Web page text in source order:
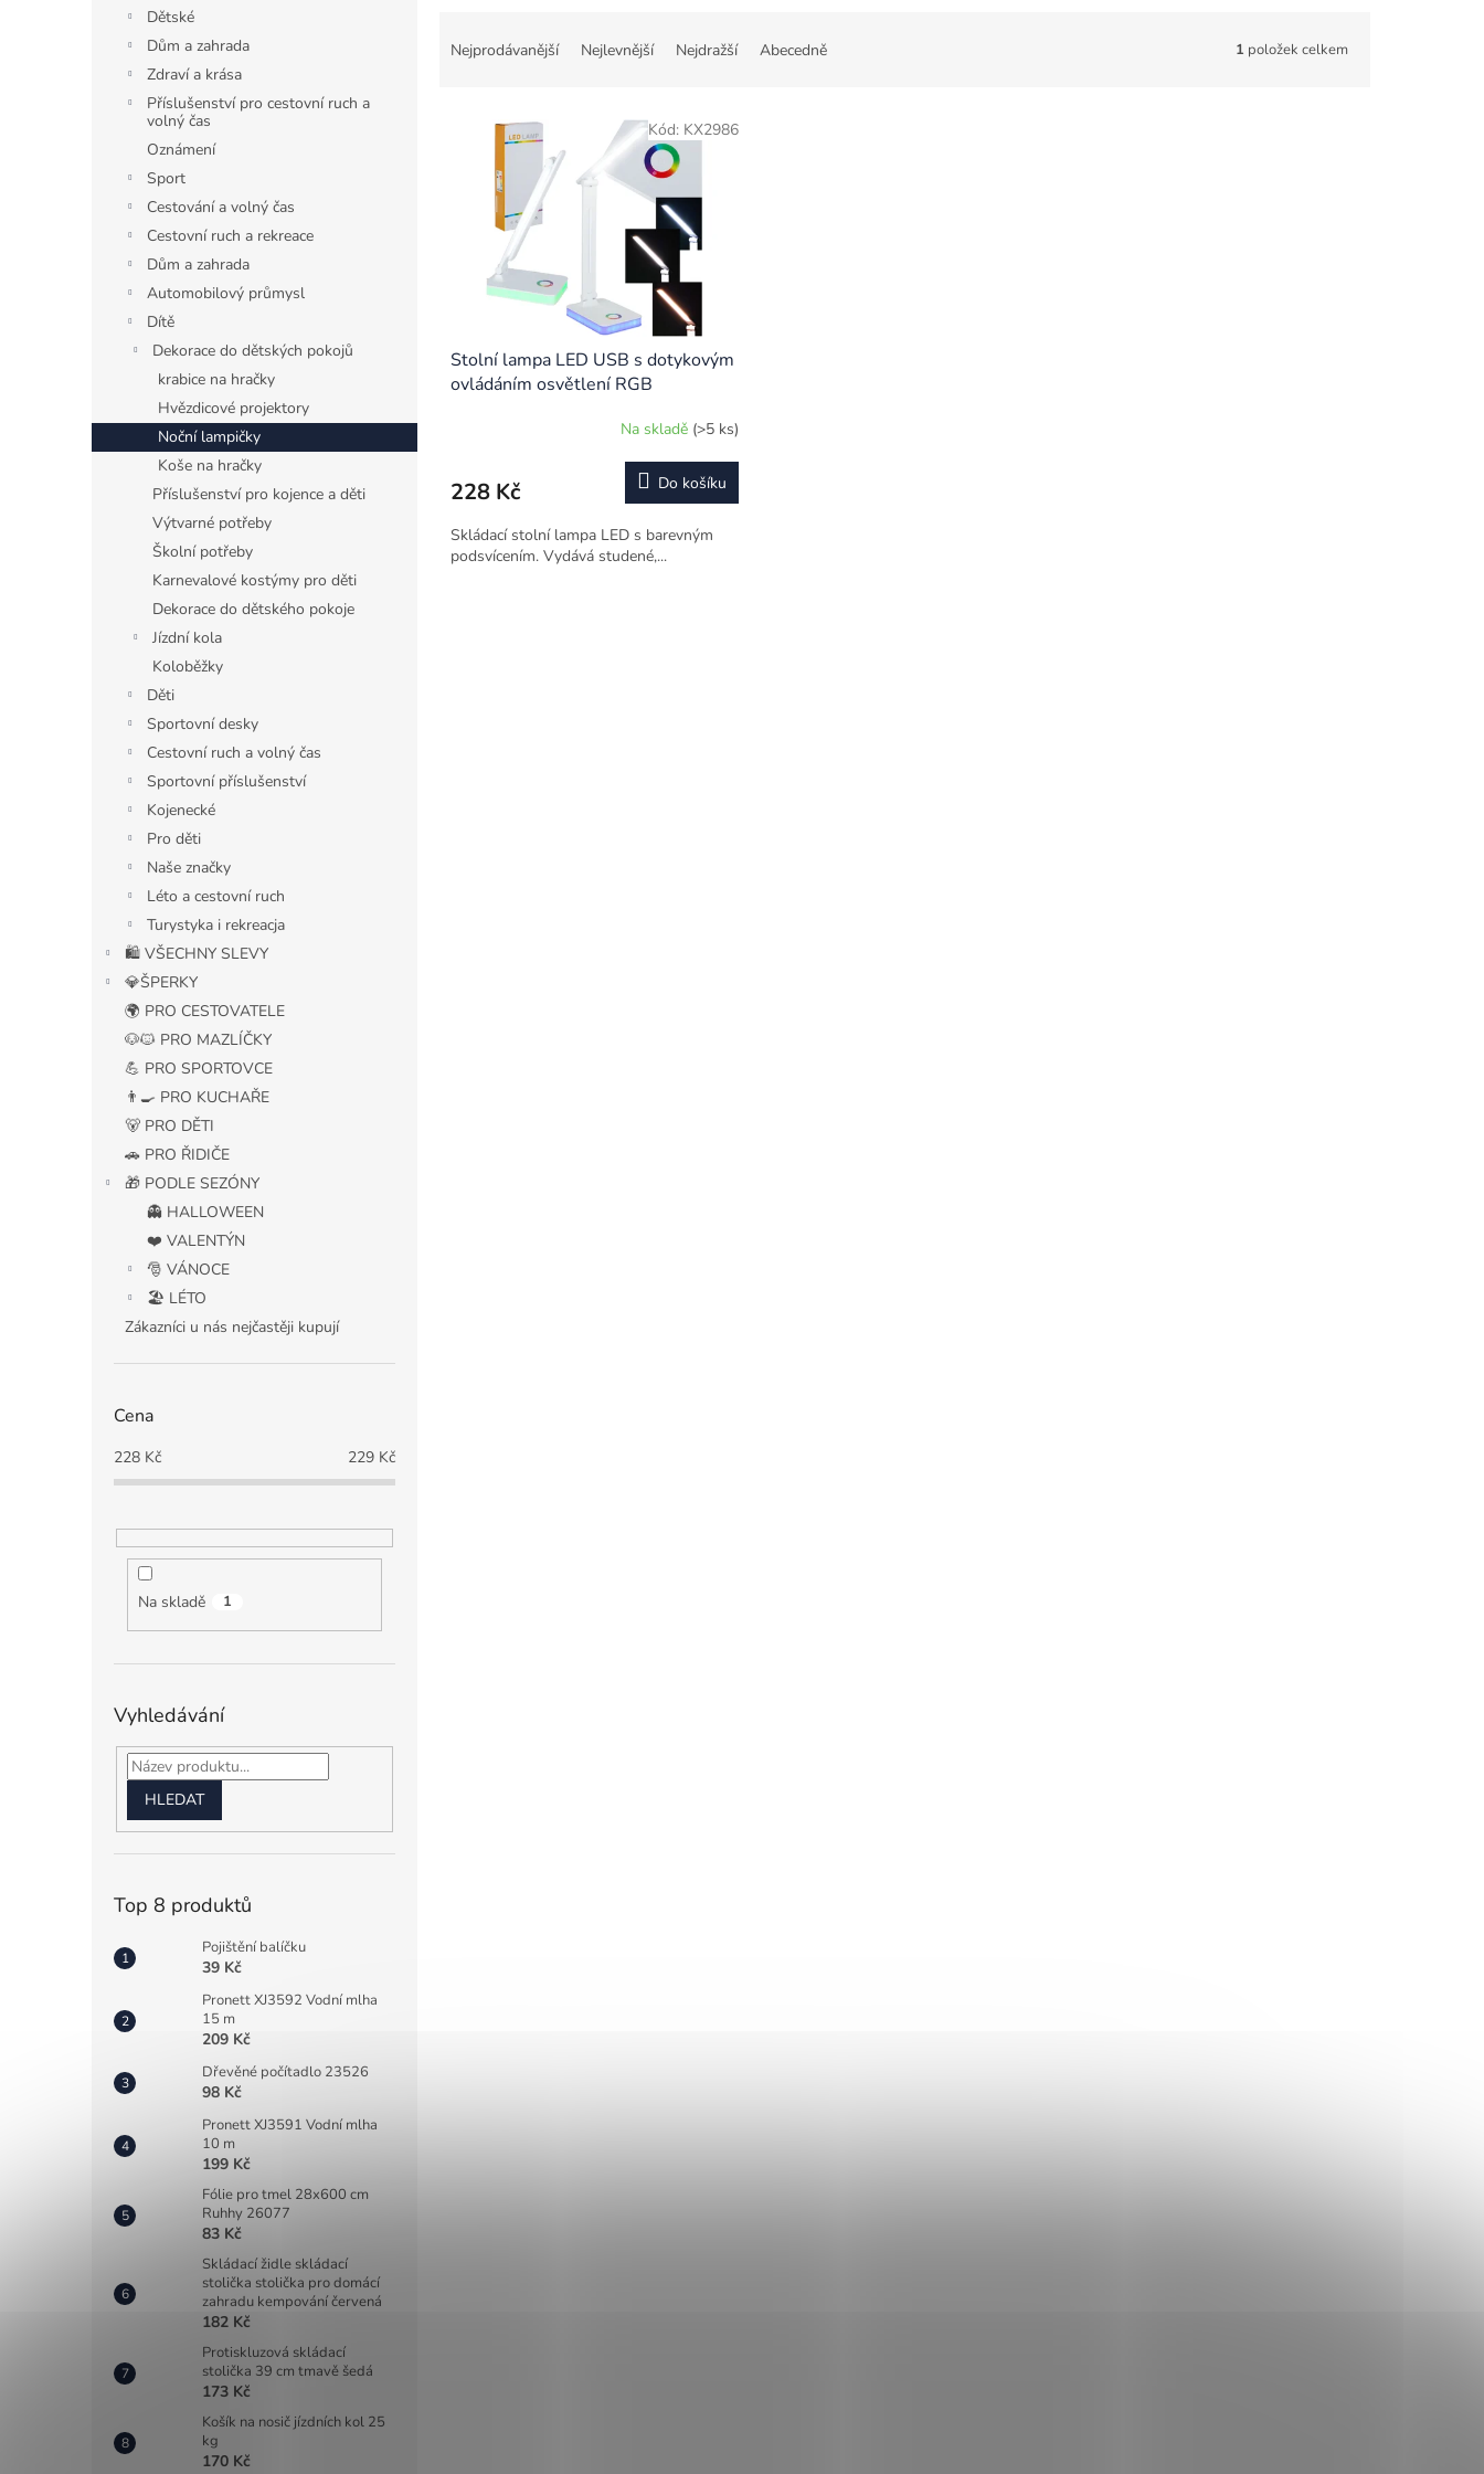
Dětské
Dům a zahrada
Zdraví a krása
Příslušenství pro cestovní ruch a
volný čas
Oznámení
Sport
Cestování a volný čas
Cestovní ruch a rekreace
Dům a zahrada
Automobilový průmysl
Dítě
Dekorace do dětských pokojů
krabice na hračky
Hvězdicové projektory
Noční lampičky
Koše na hračky
Příslušenství pro kojence a děti
Výtvarné potřeby
Školní potřeby
Karnevalové kostýmy pro děti
Dekorace do dětského pokoje
Jízdní kola
Koloběžky
Děti
Sportovní desky
Cestovní ruch a volný čas
Sportovní příslušenství
Kojenecké
Pro děti
Naše značky
Léto a cestovní ruch
Turystyka i rekreacja
🛍️ VŠECHNY SLEVY
💎ŠPERKY
🌍 PRO CESTOVATELE
🐶🐱 PRO MAZLÍČKY
💪 PRO SPORTOVCE
👨‍🍳 PRO KUCHAŘE
🐻 PRO DĚTI
🚗 PRO ŘIDIČE
🎁 PODLE SEZÓNY
👻 HALLOWEEN
❤️ VALENTÝN
🎅 VÁNOCE
🏖️ LÉTO
Zákazníci u nás nejčastěji kupují
Cena
228 Kč 229 Kč
Na skladě 1
Vyhledávání
HLEDAT
Top 8 produktů
Pojištění balíčku
39 Kč
Pronett XJ3592 Vodní mlha
15 m
209 Kč
Dřevěné počítadlo 23526
98 Kč
Pronett XJ3591 Vodní mlha
10 m
199 Kč
Fólie pro tmel 28x600 cm
Ruhhy 26077
83 Kč
Skládací židle skládací
stolička stolička pro domácí
zahradu kempování červená
182 Kč
Protiskluzová skládací
stolička 39 cm tmavě šedá
173 Kč
Košík na nosič jízdních kol 25
kg
170 Kč
Nejprodávanější Nejlevnější Nejdražší Abecedně 1 položek celkem
Stolní lampa LED USB s dotykovým
ovládáním osvětlení RGB
Na skladě (>5 ks)
228 Kč Do košíku
Skládací stolní lampa LED s barevným
podsvícením. Vydává studené,...
Kód: KX2986